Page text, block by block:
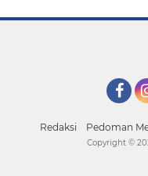
Redaksi Pedoman
Copyright ©